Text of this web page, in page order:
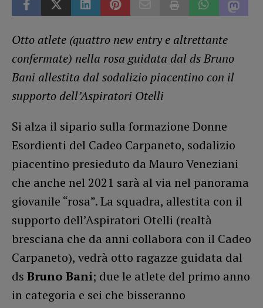
Otto atlete (quattro new entry e altrettante
confermate) nella rosa guidata dal ds Bruno
Bani allestita dal sodalizio piacentino con il
supporto dell’Aspiratori Otelli
Si alza il sipario sulla formazione Donne
Esordienti del Cadeo Carpaneto, sodalizio
piacentino presieduto da Mauro Veneziani
che anche nel 2021 sarà al via nel panorama
giovanile “rosa”. La squadra, allestita con il
supporto dell’Aspiratori Otelli (realtà
bresciana che da anni collabora con il Cadeo
Carpaneto), vedrà otto ragazze guidata dal
ds Bruno Bani; due le atlete del primo anno
in categoria e sei che bisseranno